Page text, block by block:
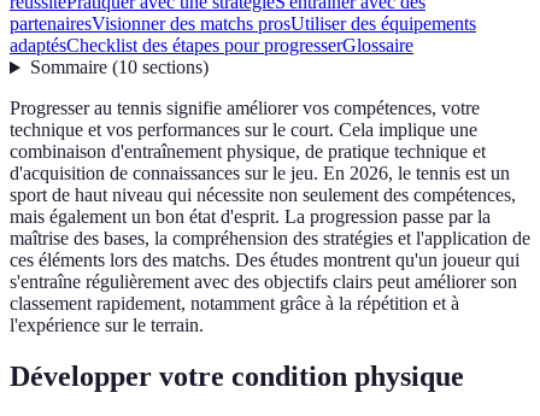
partenairesVisionner des matchs prosUtiliser des équipements
adaptésChecklist des étapes pour progresserGlossaire
Sommaire(10 sections)
Progresser au tennis signifie améliorer vos compétences, votre
technique et vos performances sur le court. Cela implique une
combinaison d'entraînement physique, de pratique technique et
d'acquisition de connaissances sur le jeu. En 2026, le tennis est un
sport de haut niveau qui nécessite non seulement des compétences,
mais également un bon état d'esprit. La progression passe par la
maîtrise des bases, la compréhension des stratégies et l'application de
ces éléments lors des matchs. Des études montrent qu'un joueur qui
s'entraîne régulièrement avec des objectifs clairs peut améliorer son
classement rapidement, notamment grâce à la répétition et à
l'expérience sur le terrain.
Développer votre condition physique